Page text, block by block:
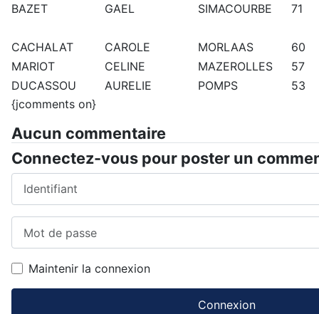
BAZET
GAEL SIMACOURBE 71
CACHALAT CAROLE MORLAAS
60
MARIOT
CELINE MAZEROLLES
57
DUCASSOU
AURELIE POMPS
53
{jcomments on}
Aucun commentaire
Connectez-vous pour poster un
Maintenir la connexion
Connexion